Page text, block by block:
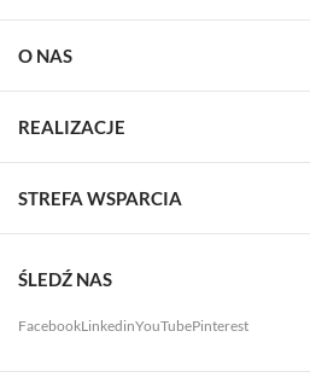
O NAS
REALIZACJE
STREFA WSPARCIA
ŚLEDŹ NAS
FacebookLinkedinYouTubePinterest